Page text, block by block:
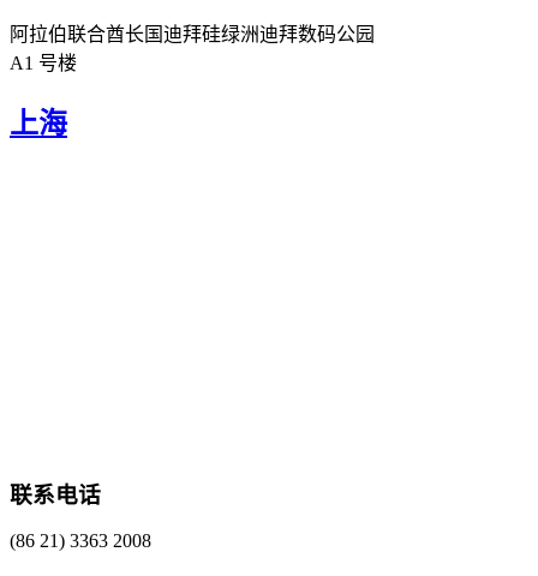
阿拉伯联合酋长国迪拜硅绿洲迪拜数码公园
A1 号楼
上海
联系电话
(86 21) 3363 2008